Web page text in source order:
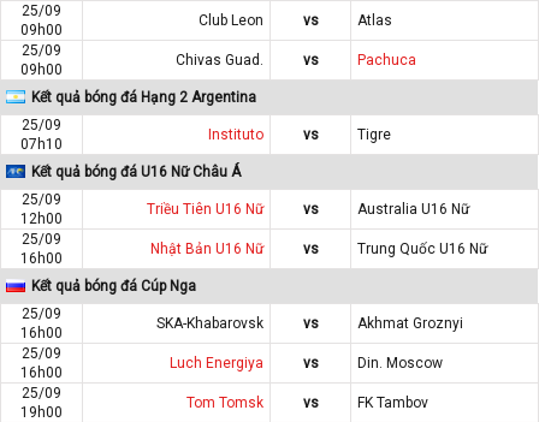
25/09
09h00
Club Leon vs
Atlas
25/09
09h00
Chivas Guad. vs Pachuca
Kết quả bóng đá Hạng 2 Argentina
25/09
07h10
Instituto vs Tigre
Kết quả bóng đá U16 Nữ Châu Á
25/09
12h00
Triều Tiên U16 Nữ vs
Australia U16 Nữ
25/09
16h00
Nhật Bản U16 Nữ vs Trung Quốc U16 Nữ
Kết quả bóng đá Cúp Nga
25/09
16h00
SKA-Khabarovsk vs
Akhmat Groznyi
25/09
16h00
Luch Energiya vs
Din. Moscow
25/09
19h00
Tom Tomsk vs
FK Tambov